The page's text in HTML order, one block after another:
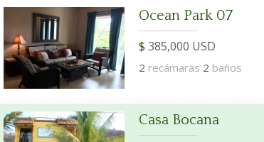
Ocean Park 07
$ 385,000 USD
2 recámaras 2 baños
Casa Bocana